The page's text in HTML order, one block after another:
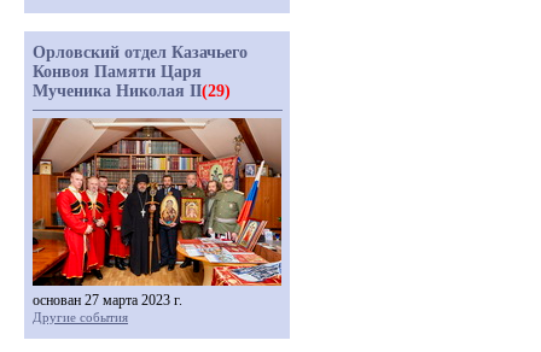
Орловский отдел Казачьего
Конвоя Памяти Царя
Мученика Николая II(29)
основан 27 марта 2023 г.
Другие события